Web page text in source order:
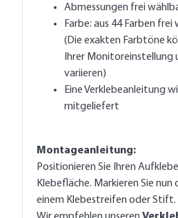
Abmessungen frei
Farbe: aus 44 Farben frei
(Die exakten Farbtöne
Ihrer Monitoreinstellung
variieren)
Eine Verklebeanleitung
mitgeliefert
Montageanleitung:
Positionieren Sie Ihren
Klebefläche. Markieren Sie nun
einem Klebestreifen oder Stift.